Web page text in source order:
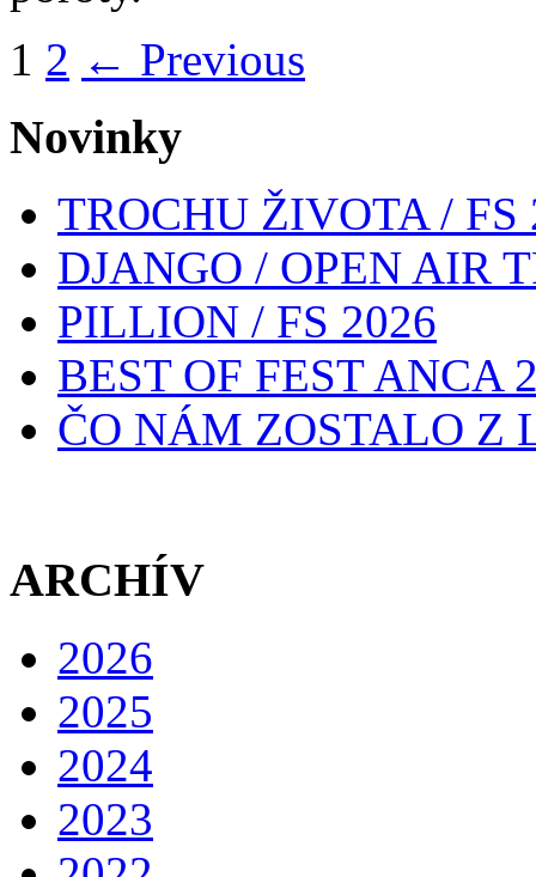
1 2 ← Previous
Novinky
TROCHU ŽIVOTA / FS
DJANGO / OPEN AIR
PILLION / FS 2026
BEST OF FEST ANCA
ČO NÁM ZOSTALO Z
ARCHÍV
2026
2025
2024
2023